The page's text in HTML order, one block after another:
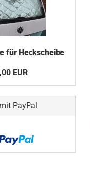
für Heckscheibe
EUR
PayPal